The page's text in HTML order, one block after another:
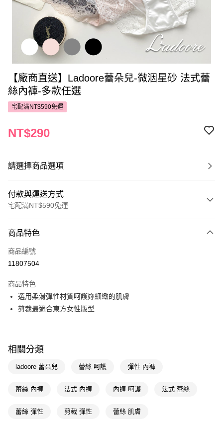
【廠商直送】Ladoore蕾朵兒-微洇星砂 法式蕾
絲內褲-多款任選
宅配滿NT$590免運
NT$290
請選擇商品選項
付款與運送方式
宅配滿NT$590免運
POYA支付
信用卡一次付款
Apple Pay
街口支付
Google Pay
AFTEE先享後付
【關於「AFTEE先享後付」】
便利好安心！
商品特色
商品編號
11807504
商品特色
選用柔滑彈性材質呵護妳細緻的肌膚
剪裁最適合東方女性版型
相關分類
ladoore 蕾朵兒 蕾絲 呵護 彈性 內褲
蕾絲 內褲 法式 內褲 內褲 呵護 法式 蕾絲
蕾絲 彈性 剪裁 彈性 蕾絲 肌膚